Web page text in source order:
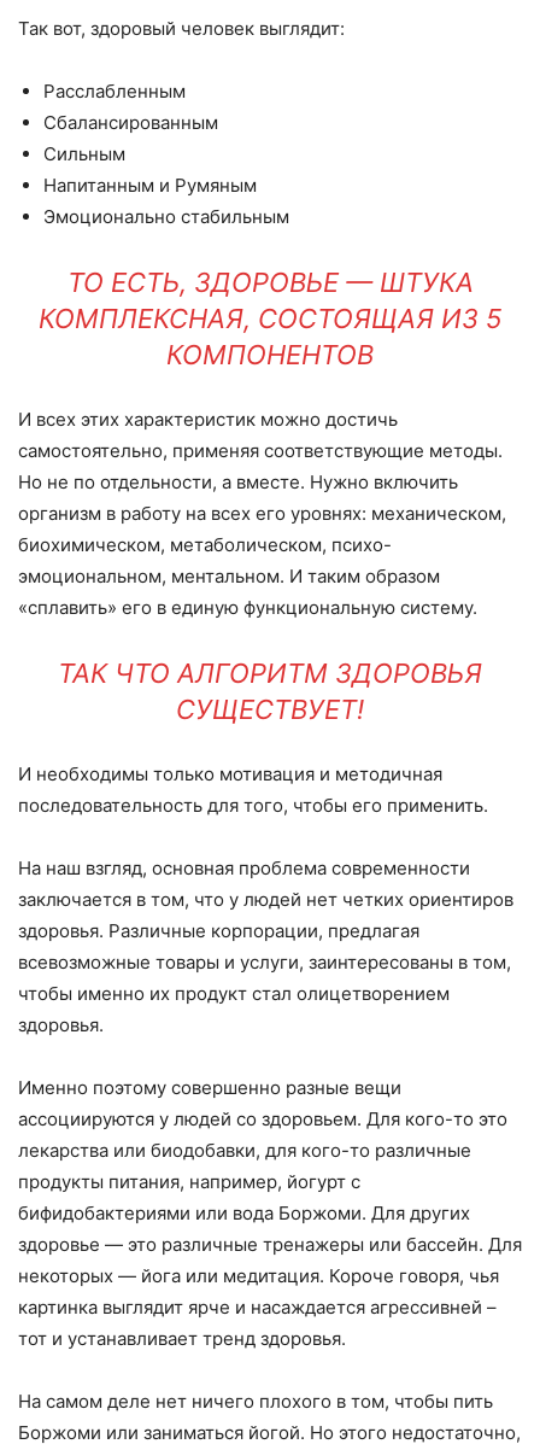
Так вот, здоровый человек выглядит:
Расслабленным
Сбалансированным
Сильным
Напитанным и Румяным
Эмоционально стабильным
ТО ЕСТЬ, ЗДОРОВЬЕ — ШТУКА
КОМПЛЕКСНАЯ, СОСТОЯЩАЯ ИЗ 5
КОМПОНЕНТОВ
И всех этих характеристик можно достичь
самостоятельно, применяя соответствующие методы.
Но не по отдельности, а вместе. Нужно включить
организм в работу на всех его уровнях: механическом,
биохимическом, метаболическом, психо-
эмоциональном, ментальном. И таким образом
«сплавить» его в единую функциональную систему.
ТАК ЧТО АЛГОРИТМ ЗДОРОВЬЯ
СУЩЕСТВУЕТ!
И необходимы только мотивация и методичная
последовательность для того, чтобы его применить.
На наш взгляд, основная проблема современности
заключается в том, что у людей нет четких ориентиров
здоровья. Различные корпорации, предлагая
всевозможные товары и услуги, заинтересованы в том,
чтобы именно их продукт стал олицетворением
здоровья.
Именно поэтому совершенно разные вещи
ассоциируются у людей со здоровьем. Для кого-то это
лекарства или биодобавки, для кого-то различные
продукты питания, например, йогурт с
бифидобактериями или вода Боржоми. Для других
здоровье — это различные тренажеры или бассейн. Для
некоторых — йога или медитация. Короче говоря, чья
картинка выглядит ярче и насаждается агрессивней –
тот и устанавливает тренд здоровья.
На самом деле нет ничего плохого в том, чтобы пить
Боржоми или заниматься йогой. Но этого недостаточно,